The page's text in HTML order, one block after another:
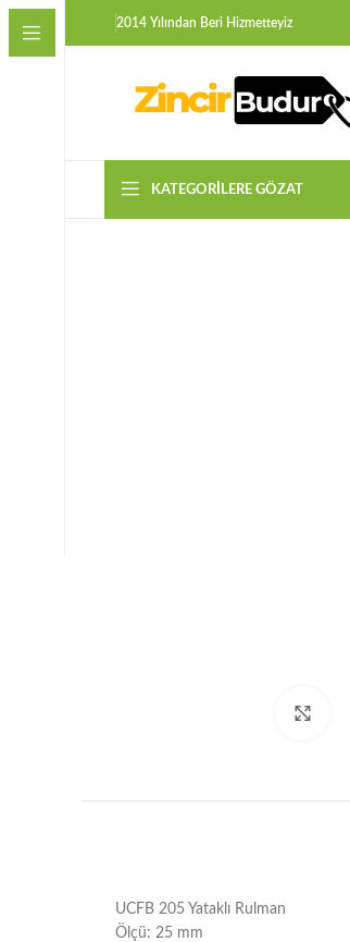
2014 Yılından Beri Hizmetteyiz
KATEGORILERE GÖZAT
UCFB 205 Yataklı Rulman
Ölçü: 25 mm